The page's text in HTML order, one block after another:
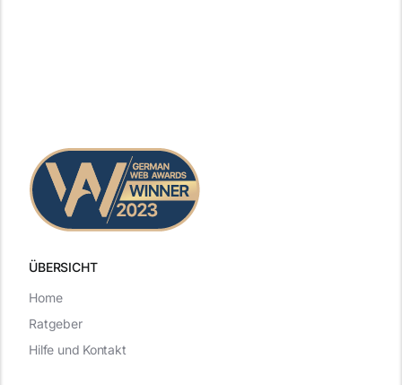
ÜBERSICHT
Home
Ratgeber
Hilfe und Kontakt